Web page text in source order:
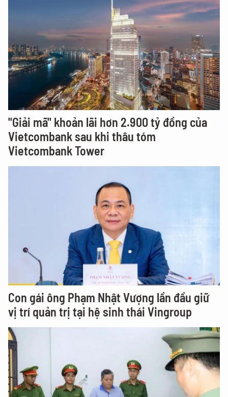
"Giải mã" khoản lãi hơn 2.900 tỷ đồng của
Vietcombank sau khi thâu tóm
Vietcombank Tower
Con gái ông Phạm Nhật Vượng lần đầu giữ
vị trí quản trị tại hệ sinh thái Vingroup